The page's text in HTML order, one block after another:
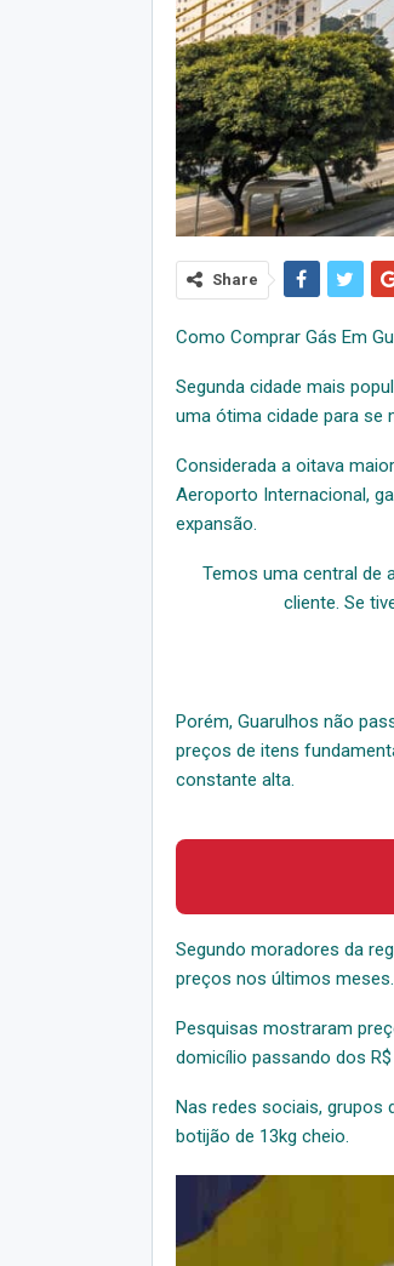
Share
Como Comprar Gás Em
Segunda cidade mais
uma ótima cidade para se
Considerada a oitava
Aeroporto Internacional,
expansão.
Temos uma central de
cliente. Se
Porém, Guarulhos não
preços de itens
constante alta.
Segundo moradores da
preços nos últimos meses.
Pesquisas mostraram
domicílio passando dos
Nas redes sociais, grupos
botijão de 13kg cheio.